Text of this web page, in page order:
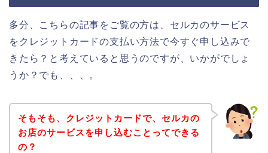
多分、こちらの記事をご覧の方は、セルカのサービス
をクレジットカードの支払い方法で今すぐ申し込みで
きたら？と考えていると思うのですが、いかがでしょ
うか？でも、、、。
そもそも、クレジットカードで、セルカの
お店のサービスを申し込むことってできる
の？